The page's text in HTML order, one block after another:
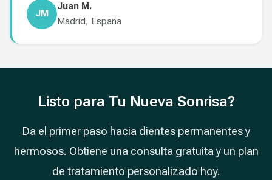
JM
Juan M.
Madrid, Espana
Listo para Tu Nueva Sonrisa?
Da el primer paso hacia dientes permanentes y
hermosos. Obtiene una consulta gratuita y un plan
de tratamiento personalizado hoy.